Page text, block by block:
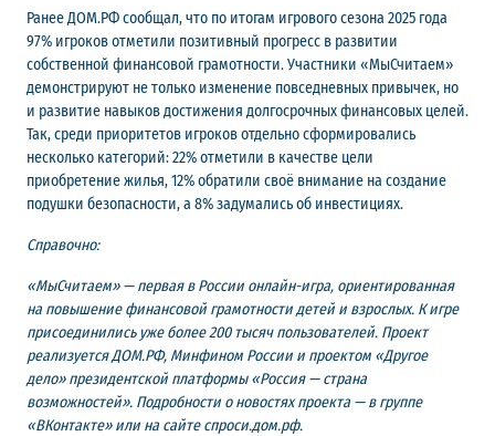
Ранее ДОМ.РФ сообщал, что по итогам игрового сезона 2025 года
97% игроков отметили позитивный прогресс в развитии
собственной финансовой грамотности. Участники «МыСчитаем»
демонстрируют не только изменение повседневных привычек, но
и развитие навыков достижения долгосрочных финансовых целей.
Так, среди приоритетов игроков отдельно сформировались
несколько категорий: 22% отметили в качестве цели
приобретение жилья, 12% обратили своё внимание на создание
подушки безопасности, а 8% задумались об инвестициях.
Справочно:
«МыСчитаем» — первая в России онлайн-игра, ориентированная
на повышение финансовой грамотности детей и взрослых. К игре
присоединились уже более 200 тысяч пользователей. Проект
реализуется ДОМ.РФ, Минфином России и проектом «Другое
дело» президентской платформы «Россия — страна
возможностей». Подробности о новостях проекта — в группе
«ВКонтакте» или на сайте спроси.дом.рф.